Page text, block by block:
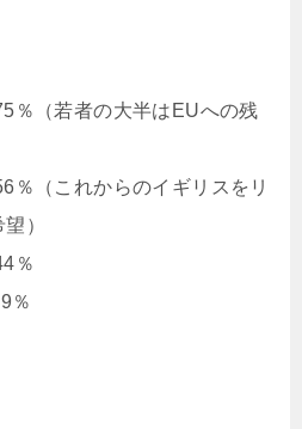
％（若者の大半はEUへの残
（これからのイギリスをリ
）
％
％